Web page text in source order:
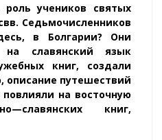
учеников святых
Седьмочисленников
в Болгарии? Они
славянский язык
книг, создали
описание путешествий
на восточную
—славянских книг,